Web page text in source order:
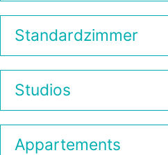
Standardzimmer
Studios
Appartements